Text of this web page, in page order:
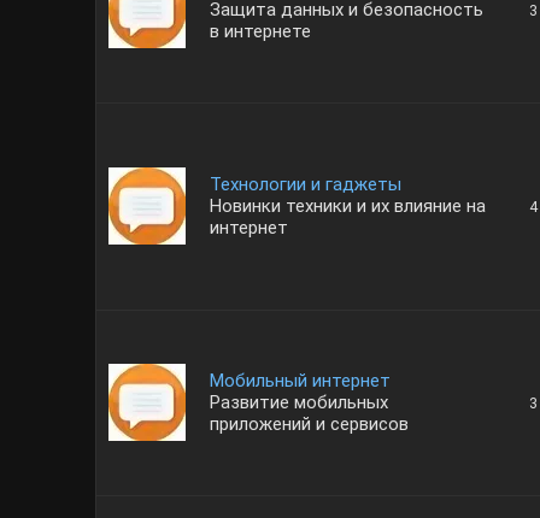
Защита данных и безопасность
в интернете
3
Технологии и гаджеты
Новинки техники и их влияние на
интернет
4
Мобильный интернет
Развитие мобильных
приложений и сервисов
3